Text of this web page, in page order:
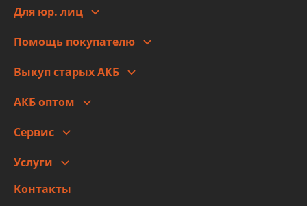
Новости
Правовая информация
Для юр. лиц
Помощь покупателю
Оплата
Гарантии и возврат
Выкуп старых АКБ
АКБ оптом
Сервис
Заправка кондиционера авто
Детейлинг
Услуги
высокого давления
Контакты